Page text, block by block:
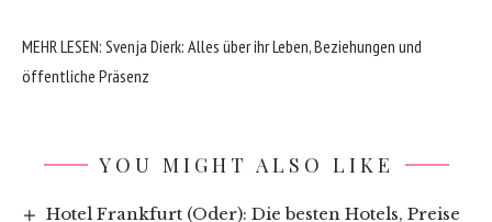
MEHR LESEN: Svenja Dierk: Alles über ihr Leben, Beziehungen und
öffentliche Präsenz
YOU MIGHT ALSO LIKE
Hotel Frankfurt (Oder): Die besten Hotels, Preise